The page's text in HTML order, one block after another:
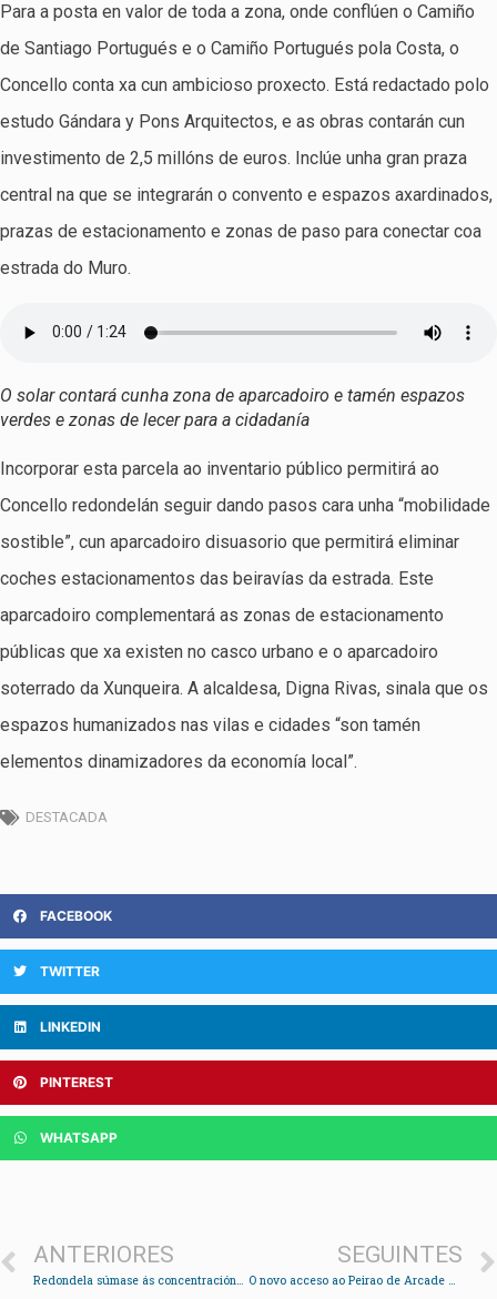
Para a posta en valor de toda a zona, onde conflúen o Camiño
de Santiago Portugués e o Camiño Portugués pola Costa, o
Concello conta xa cun ambicioso proxecto. Está redactado polo
estudo Gándara y Pons Arquitectos, e as obras contarán cun
investimento de 2,5 millóns de euros. Inclúe unha gran praza
central na que se integrarán o convento e espazos axardinados,
prazas de estacionamento e zonas de paso para conectar coa
estrada do Muro.
O solar contará cunha zona de aparcadoiro e tamén espazos
verdes e zonas de lecer para a cidadanía
Incorporar esta parcela ao inventario público permitirá ao
Concello redondelán seguir dando pasos cara unha “mobilidade
sostible”, cun aparcadoiro disuasorio que permitirá eliminar
coches estacionamentos das beiravías da estrada. Este
aparcadoiro complementará as zonas de estacionamento
públicas que xa existen no casco urbano e o aparcadoiro
soterrado da Xunqueira. A alcaldesa, Digna Rivas, sinala que os
espazos humanizados nas vilas e cidades “son tamén
elementos dinamizadores da economía local”.
DESTACADA
FACEBOOK
TWITTER
LINKEDIN
PINTEREST
WHATSAPP
ANTERIORES
Redondela súmase ás concentracións para condenar o crime de Samuel
SEGUINTES
O novo acceso ao Peirao de Arcade mellora a mobilidade de coches e peóns